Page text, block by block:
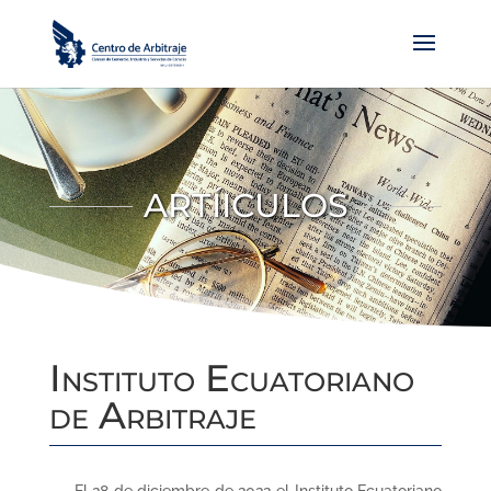
ARTÍICULOS
Instituto Ecuatoriano
de Arbitraje